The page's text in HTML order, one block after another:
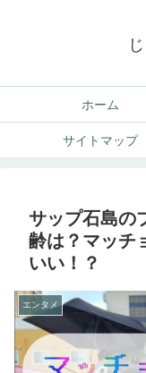
ホーム
サイトマップ
サップ石島の
齢は？マッチ
いい！？
エンタメ